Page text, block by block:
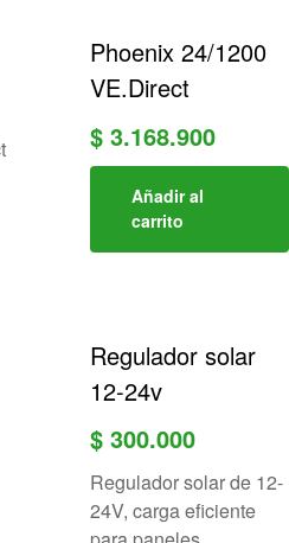
Phoenix 24/1200
VE.Direct
$ 3.168.900
Añadir al
carrito
Regulador solar
12-24v
$ 300.000
Regulador solar de 12-
24V, carga eficiente